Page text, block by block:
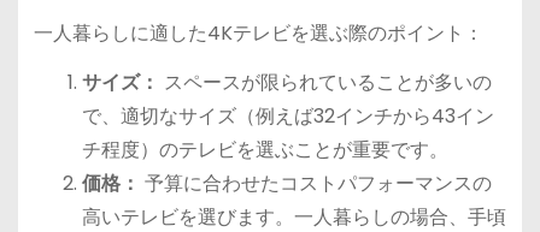
一人暮らしに適した4Kテレビを選ぶ際のポイント：
サイズ： スペースが限られていることが多いの
で、適切なサイズ（例えば32インチから43イン
チ程度）のテレビを選ぶことが重要です。
価格： 予算に合わせたコストパフォーマンスの
高いテレビを選びます。一人暮らしの場合、手頃